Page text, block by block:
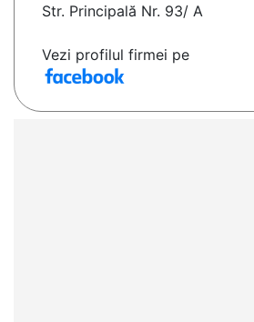
Str. Principală Nr. 93/ A
Vezi profilul firmei pe